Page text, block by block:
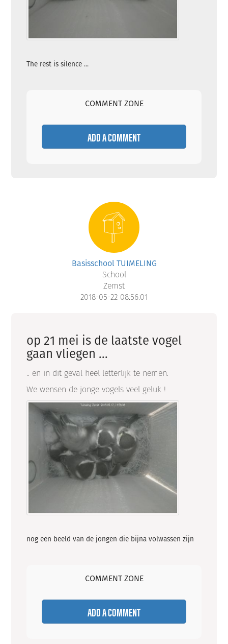
The rest is silence ...
COMMENT ZONE
ADD A COMMENT
Basisschool TUIMELING
School
Zemst
2018-05-22 08:56:01
op 21 mei is de laatste vogel
gaan vliegen ...
.. en in dit geval heel letterlijk te nemen.
We wensen de jonge vogels veel geluk !
nog een beeld van de jongen die bijna volwassen zijn
COMMENT ZONE
ADD A COMMENT